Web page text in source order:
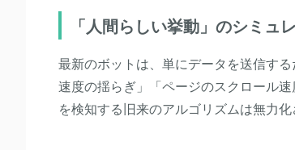
「人間らしい挙動」のシミュ
最新のボットは、単にデータを送信す
速度の揺らぎ」「ページのスクロール
を検知する旧来のアルゴリズムは無力